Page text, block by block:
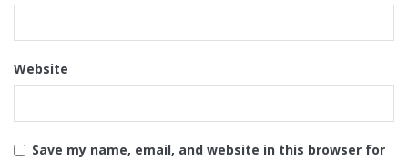
Website
Save my name, email, and website in this browser for